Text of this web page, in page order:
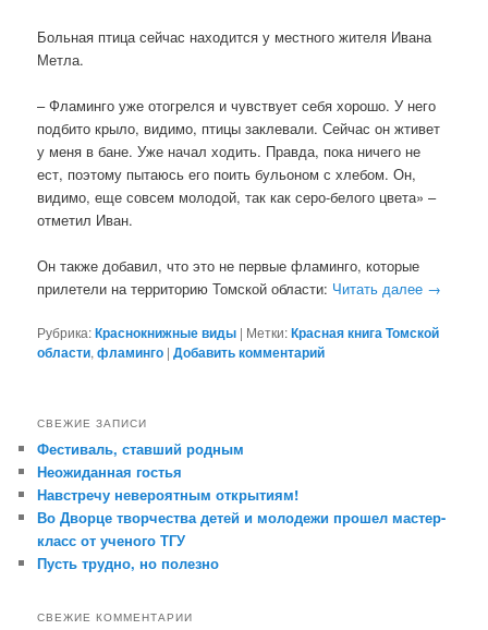
Больная птица сейчас находится у местного жителя Ивана
Метла.
– Фламинго уже отогрелся и чувствует себя хорошо. У него
подбито крыло, видимо, птицы заклевали. Сейчас он жтивет
у меня в бане. Уже начал ходить. Правда, пока ничего не
ест, поэтому пытаюсь его поить бульоном с хлебом. Он,
видимо, еще совсем молодой, так как серо-белого цвета» –
отметил Иван.
Он также добавил, что это не первые фламинго, которые
прилетели на территорию Томской области: Читать далее →
Рубрика:Краснокнижные виды | Метки:Красная книга Томской
области,фламинго |Добавить комментарий
СВЕЖИЕ ЗАПИСИ
Фестиваль, ставший родным
Неожиданная гостья
Навстречу невероятным открытиям!
Во Дворце творчества детей и молодежи прошел мастер-
класс от ученого ТГУ
Пусть трудно, но полезно
СВЕЖИЕ КОММЕНТАРИИ